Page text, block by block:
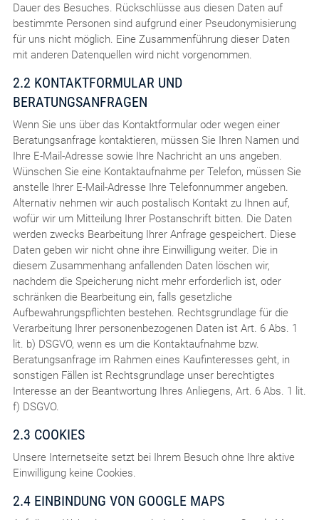
Dauer des Besuches. Rückschlüsse aus diesen Daten auf
bestimmte Personen sind aufgrund einer Pseudonymisierung
für uns nicht möglich. Eine Zusammenführung dieser Daten
mit anderen Datenquellen wird nicht vorgenommen.
2.2 KONTAKTFORMULAR UND
BERATUNGSANFRAGEN
Wenn Sie uns über das Kontaktformular oder wegen einer
Beratungsanfrage kontaktieren, müssen Sie Ihren Namen und
Ihre E-Mail-Adresse sowie Ihre Nachricht an uns angeben.
Wünschen Sie eine Kontaktaufnahme per Telefon, müssen Sie
anstelle Ihrer E-Mail-Adresse Ihre Telefonnummer angeben.
Alternativ nehmen wir auch postalisch Kontakt zu Ihnen auf,
wofür wir um Mitteilung Ihrer Postanschrift bitten. Die Daten
werden zwecks Bearbeitung Ihrer Anfrage gespeichert. Diese
Daten geben wir nicht ohne ihre Einwilligung weiter. Die in
diesem Zusammenhang anfallenden Daten löschen wir,
nachdem die Speicherung nicht mehr erforderlich ist, oder
schränken die Bearbeitung ein, falls gesetzliche
Aufbewahrungspflichten bestehen. Rechtsgrundlage für die
Verarbeitung Ihrer personenbezogenen Daten ist Art. 6 Abs. 1
lit. b) DSGVO, wenn es um die Kontaktaufnahme bzw.
Beratungsanfrage im Rahmen eines Kaufinteresses geht, in
sonstigen Fällen ist Rechtsgrundlage unser berechtigtes
Interesse an der Beantwortung Ihres Anliegens, Art. 6 Abs. 1 lit.
f) DSGVO.
2.3 COOKIES
Unsere Internetseite setzt bei Ihrem Besuch ohne Ihre aktive
Einwilligung keine Cookies.
2.4 EINBINDUNG VON GOOGLE MAPS